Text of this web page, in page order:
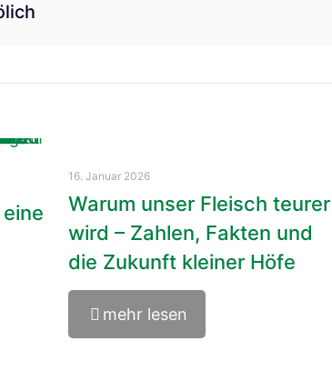
16. Januar 2026
Warum unser Fleisch teurer
wird – Zahlen, Fakten und
die Zukunft kleiner Höfe
mehr lesen